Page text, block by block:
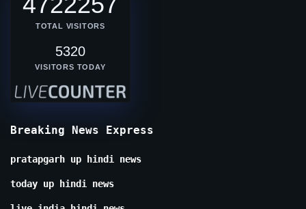
TOTAL VISITORS
5320
VISITORS TODAY
Breaking News Express
pratapgarh up hindi news
today up hindi news